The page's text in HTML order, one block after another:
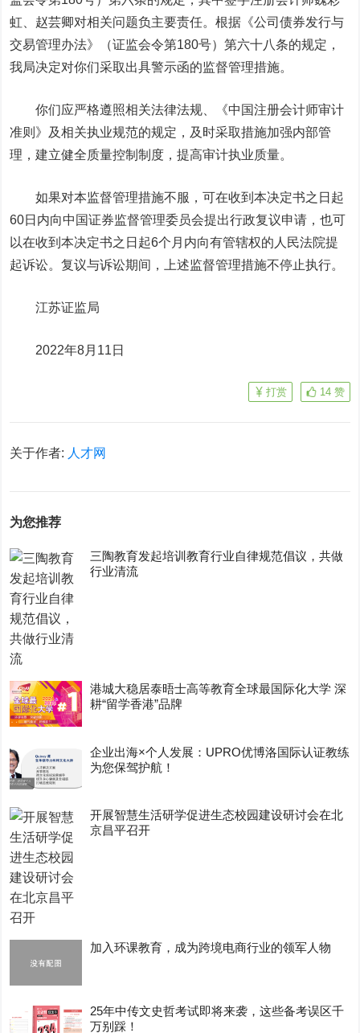
虹、赵芸卿对相关问题负主要责任。根据《公司债券发行与
交易管理办法》（证监会令第180号）第六十八条的规定，
我局决定对你们采取出具警示函的监督管理措施。
你们应严格遵照相关法律法规、《中国注册会计师审计
准则》及相关执业规范的规定，及时采取措施加强内部管
理，建立健全质量控制制度，提高审计执业质量。
如果对本监督管理措施不服，可在收到本决定书之日起
60日内向中国证券监督管理委员会提出行政复议申请，也可
以在收到本决定书之日起6个月内向有管辖权的人民法院提
起诉讼。复议与诉讼期间，上述监督管理措施不停止执行。
江苏证监局
2022年8月11日
14 赞
打赏
关于作者: 人才网
为您推荐
三陶教育发起培训教育行业自律规范倡议，共做
行业清流
港城大稳居泰晤士高等教育全球最国际化大学 深
耕“留学香港”品牌
企业出海×个人发展：UPRO优博洛国际认证教练
为您保驾护航！
开展智慧生活研学促进生态校园建设研讨会在北
京昌平召开
加入环课教育，成为跨境电商行业的领军人物
25年中传文史哲考试即将来袭，这些备考误区千
万别踩！